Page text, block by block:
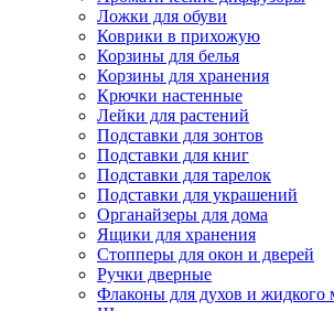
Ложки для обуви
Коврики в прихожую
Корзины для белья
Корзины для хранения
Крючки настенные
Лейки для растений
Подставки для зонтов
Подставки для книг
Подставки для тарелок
Подставки для украшений
Органайзеры для дома
Ящики для хранения
Стопперы для окон и дверей
Ручки дверные
Флаконы для духов и жидкого